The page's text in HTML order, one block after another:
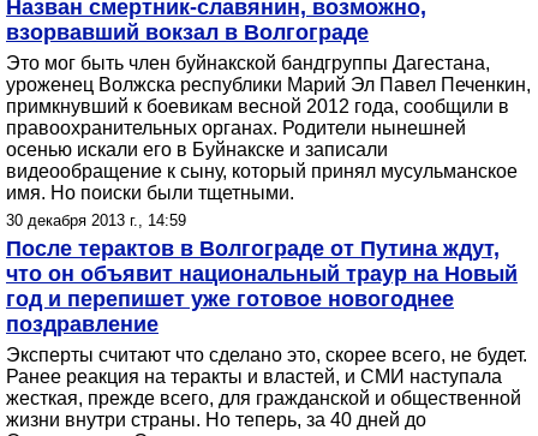
Назван смертник-славянин, возможно,
взорвавший вокзал в Волгограде
Это мог быть член буйнакской бандгруппы Дагестана,
уроженец Волжска республики Марий Эл Павел Печенкин,
примкнувший к боевикам весной 2012 года, сообщили в
правоохранительных органах. Родители нынешней
осенью искали его в Буйнакске и записали
видеообращение к сыну, который принял мусульманское
имя. Но поиски были тщетными.
30 декабря 2013 г., 14:59
После терактов в Волгограде от Путина ждут,
что он объявит национальный траур на Новый
год и перепишет уже готовое новогоднее
поздравление
Эксперты считают что сделано это, скорее всего, не будет.
Ранее реакция на теракты и властей, и СМИ наступала
жесткая, прежде всего, для гражданской и общественной
жизни внутри страны. Но теперь, за 40 дней до